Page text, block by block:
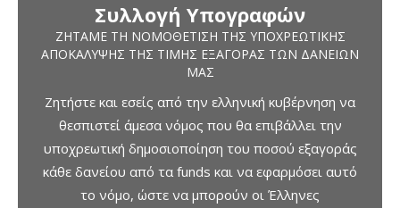
Συλλογή Υπογραφών
ΖΗΤΆΜΕ ΤΗ ΝΟΜΟΘΈΤΙΣΗ ΤΗΣ ΥΠΟΧΡΕΩΤΙΚΉΣ
ΑΠΟΚΆΛΥΨΗΣ ΤΗΣ ΤΙΜΉΣ ΕΞΑΓΟΡΆΣ ΤΩΝ ΔΑΝΕΊΩΝ
ΜΑΣ
Ζητήστε και εσείς από την ελληνική κυβέρνηση να
θεσπιστεί άμεσα νόμος που θα επιβάλλει την
υποχρεωτική δημοσιοποίηση του ποσού εξαγοράς
κάθε δανείου από τα funds και να εφαρμόσει αυτό
το νόμο, ώστε να μπορούν οι Έλληνες